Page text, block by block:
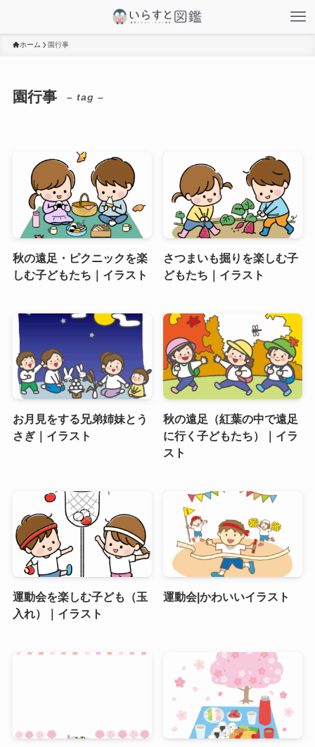
ホーム 園行事
園行事 – tag –
秋の遠足・ピクニックを楽
しむ子どもたち｜イラスト
さつまいも掘りを楽しむ子
どもたち｜イラスト
お月見をする兄弟姉妹とう
さぎ｜イラスト
秋の遠足（紅葉の中で遠足
に行く子どもたち）｜イラ
スト
運動会を楽しむ子ども（玉
入れ）｜イラスト
運動会|かわいいイラスト